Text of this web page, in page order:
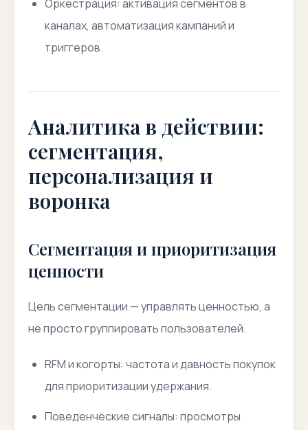
Оркестрация: активация сегментов в
каналах, автоматизация кампаний и
триггеров.
Аналитика в действии:
сегментация,
персонализация и
воронка
Сегментация и приоритизация
ценности
Цель сегментации — управлять ценностью, а
не просто группировать пользователей.
RFM и когорты: частота и давность покупок
для приоритизации удержания.
Поведенческие сигналы: просмотры